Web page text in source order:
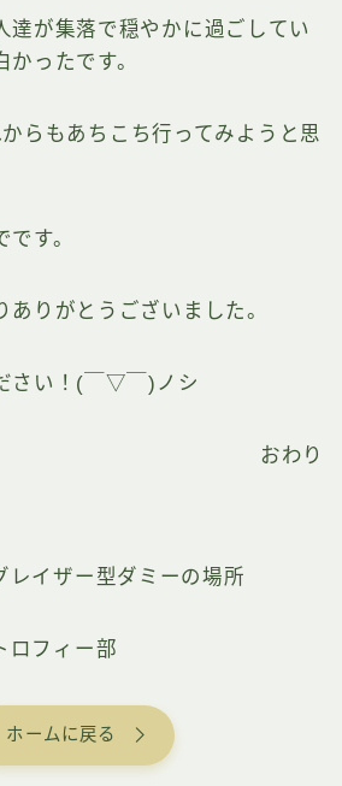
達が集落で穏やかに過ごしてい
ったです。
らもあちこち行ってみようと思
す。
ありがとうございました。
さい！(￣▽￣)ノシ
おわり
イザー型ダミーの場所
ロフィー部
ホームに戻る